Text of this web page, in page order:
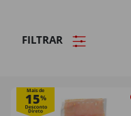
FILTRAR
Mais de
15%